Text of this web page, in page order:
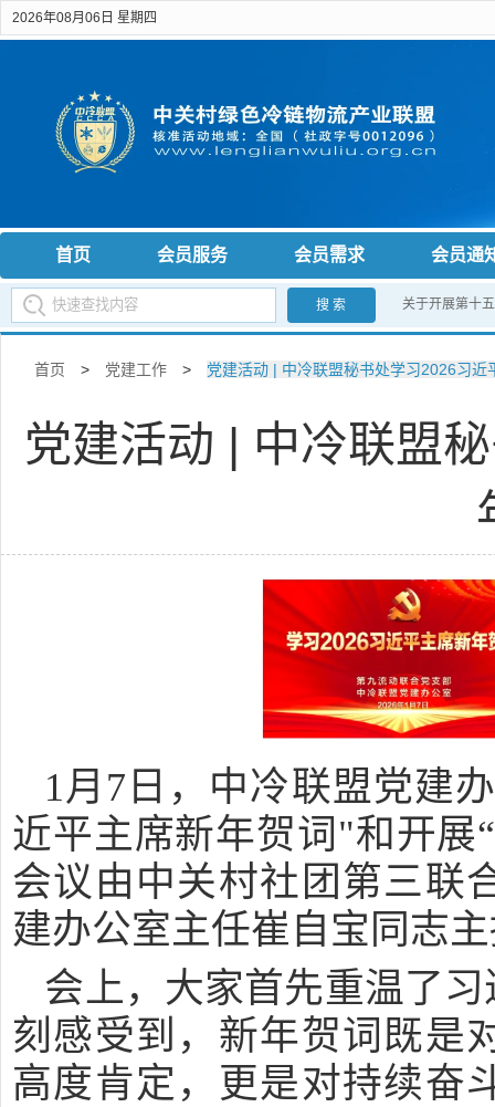
2026年08月06日 星期四
首页 会员服务 会员需求 会员通
搜 索 关于开展第十
首页 > 党建工作 > 党建活动 | 中冷联盟秘书处学习2026习近
党建活动 | 中冷联盟
1月7日，中冷联盟党建
近平主席新年贺词"和开展
会议由中关村社团第三联
建办公室主任崔自宝同志
会上，大家首先重温了
刻感受到，新年贺词既是
高度肯定，更是对持续奋